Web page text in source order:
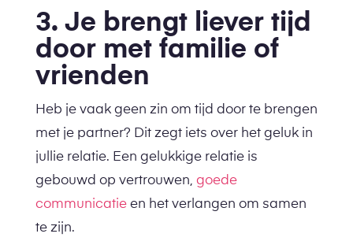
3. Je brengt liever tijd
door met familie of
vrienden
Heb je vaak geen zin om tijd door te brengen
met je partner? Dit zegt iets over het geluk in
jullie relatie. Een gelukkige relatie is
gebouwd op vertrouwen, goede
communicatieen het verlangen om samen
te zijn.